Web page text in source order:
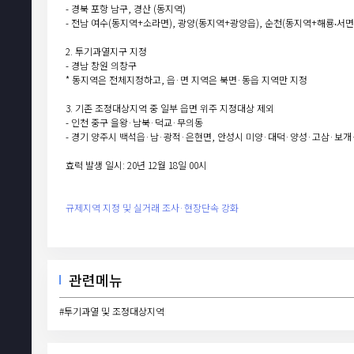
- 경북 포항 남구, 경산 (동지역)
- 전남 여수(동지역+소라면), 광양(동지역+광양읍), 순천(동지역+해룡‧서
2. 투기과열지구 지정
- 경남 창원 의창구
* 동지역은 전체지정하고, 읍·면 지역은 북면·동읍 지역만 지정
3. 기존 조정대상지역 중 일부 읍면 위주 지정대상 제외
- 인천 중구 을왕·남북·덕교·무의동
- 경기 양주시 백석읍·남·광적·은현면, 안성시 미양·대덕·양성·고삼·보
효력 발생 일시: 20년 12월 18일 00시
규제지역 지정 및 실거래 조사·현장단속 강화
관련메뉴
#투기과열 및 조정대상지역